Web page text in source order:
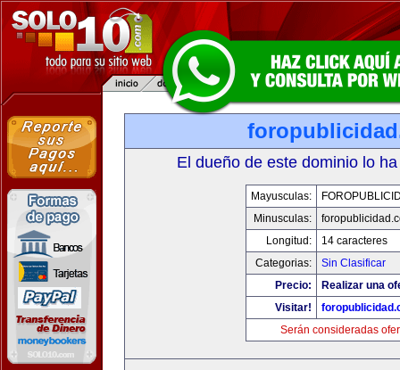
El dueño de este dominio lo
Mayusculas:
Minusculas:
Longitud:
14 caracteres
Categorias:
Sin Clasificar
Precio:
Realizar una
Visitar!
Serán consideradas